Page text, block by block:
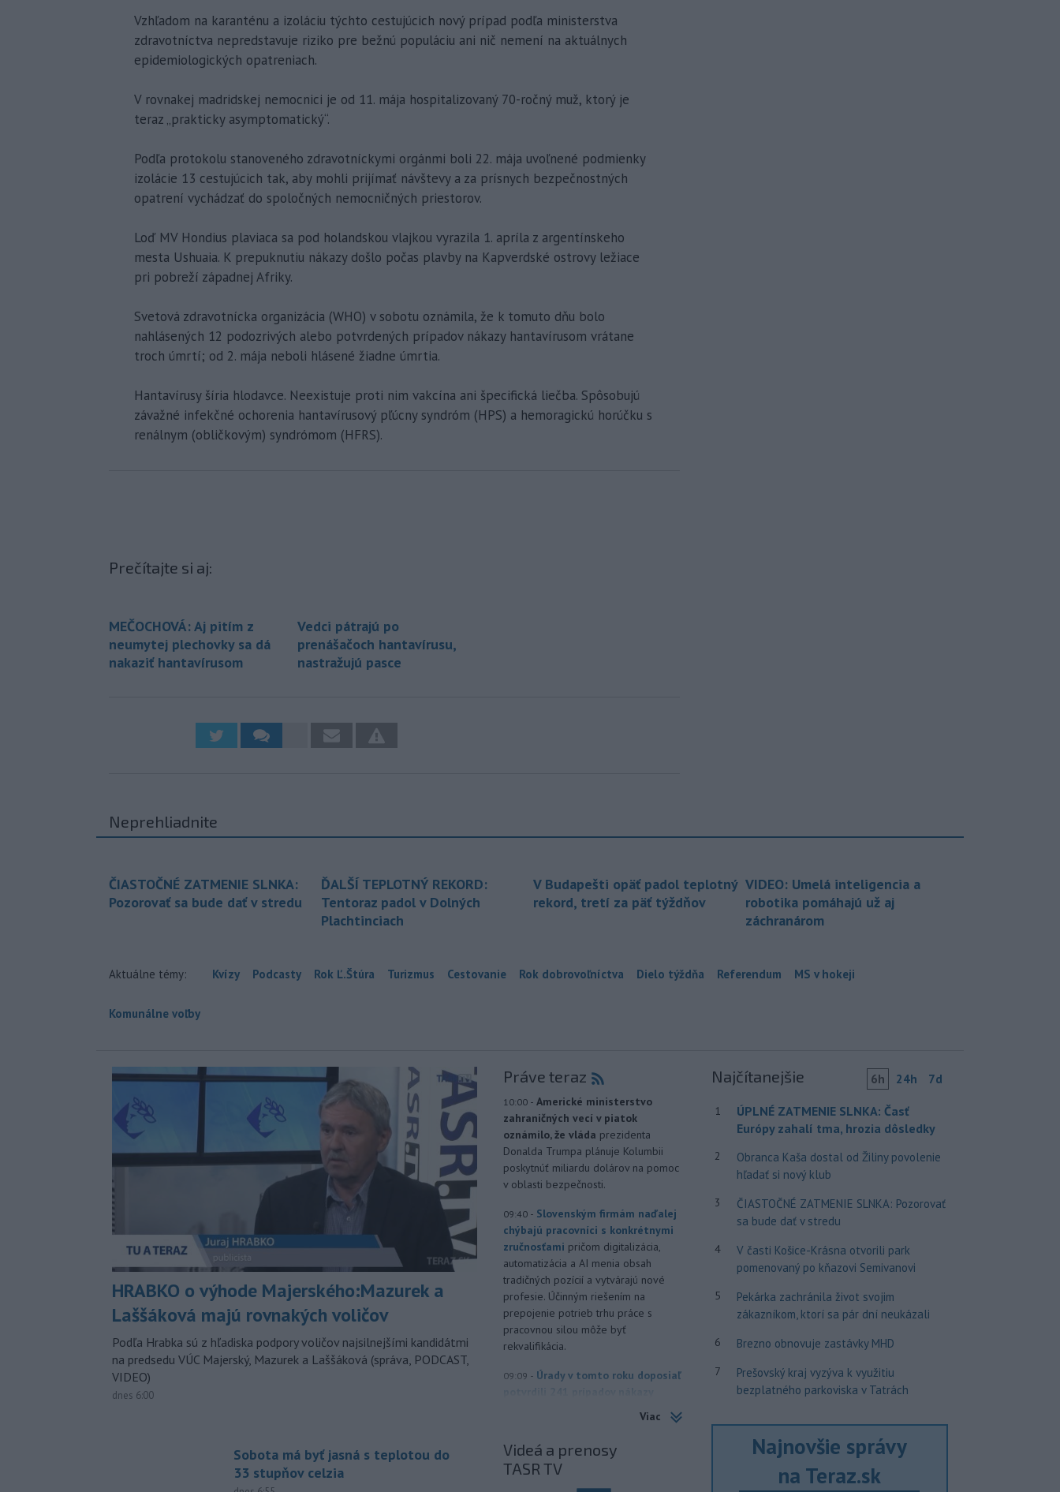
Vzhľadom na karanténu a izoláciu týchto cestujúcich nový prípad podľa ministerstva
zdravotníctva nepredstavuje riziko pre bežnú populáciu ani nič nemení na aktuálnych
epidemiologických opatreniach.
V rovnakej madridskej nemocnici je od 11. mája hospitalizovaný 70-ročný muž, ktorý je
teraz „prakticky asymptomatický“.
Podľa protokolu stanoveného zdravotníckymi orgánmi boli 22. mája uvoľnené podmienky
izolácie 13 cestujúcich tak, aby mohli prijímať návštevy a za prísnych bezpečnostných
opatrení vychádzať do spoločných nemocničných priestorov.
Loď MV Hondius plaviaca sa pod holandskou vlajkou vyrazila 1. apríla z argentínskeho
mesta Ushuaia. K prepuknutiu nákazy došlo počas plavby na Kapverdské ostrovy ležiace
pri pobreží západnej Afriky.
Svetová zdravotnícka organizácia (WHO) v sobotu oznámila, že k tomuto dňu bolo
nahlásených 12 podozrivých alebo potvrdených prípadov nákazy hantavírusom vrátane
troch úmrtí; od 2. mája neboli hlásené žiadne úmrtia.
Hantavírusy šíria hlodavce. Neexistuje proti nim vakcína ani špecifická liečba. Spôsobujú
závažné infekčné ochorenia hantavírusový pľúcny syndróm (HPS) a hemoragickú horúčku s
renálnym (obličkovým) syndrómom (HFRS).
Prečítajte si aj:
MEČOCHOVÁ: Aj pitím z
neumytej plechovky sa dá
nakaziť hantavírusom
Vedci pátrajú po
prenášačoch hantavírusu,
nastražujú pasce
Neprehliadnite
ČIASTOČNÉ ZATMENIE SLNKA:
Pozorovať sa bude dať v stredu
ĎALŠÍ TEPLOTNÝ REKORD:
Tentoraz padol v Dolných
Plachtinciach
V Budapešti opäť padol teplotný
rekord, tretí za päť týždňov
VIDEO: Umelá inteligencia a
robotika pomáhajú už aj
záchranárom
Aktuálne témy: Kvízy Podcasty Rok Ľ.Štúra Turizmus Cestovanie Rok dobrovoľníctva Dielo týždňa Referendum MS v hokeji
Komunálne voľby
HRABKO o výhode Majerského:Mazurek a
Laššáková majú rovnakých voličov
Podľa Hrabka sú z hľadiska podpory voličov najsilnejšími kandidátmi
na predsedu VÚC Majerský, Mazurek a Laššáková (správa, PODCAST,
VIDEO)
dnes 6:00
Sobota má byť jasná s teplotou do
33 stupňov celzia
Práve teraz
10:00 - Americké ministerstvo
zahraničných vecí v piatok
oznámilo, že vláda prezidenta
Donalda Trumpa plánuje Kolumbii
poskytnúť miliardu dolárov na pomoc
v oblasti bezpečnosti.
09:40 - Slovenským firmám naďalej
chýbajú pracovníci s konkrétnymi
zručnosťami pričom digitalizácia,
automatizácia a AI menia obsah
tradičných pozícií a vytvárajú nové
profesie. Účinným riešením na
prepojenie potrieb trhu práce s
pracovnou silou môže byť
rekvalifikácia.
09:09 - Úrady v tomto roku doposiaľ
Európe. Uvádza to týždenná správa,
ktorú v piatok zverejnilo Európske
centrum pre prevenciu a kontrolu
chorôb (ECDC).241 prípadov nákazy
Viac
Videá a prenosy
TASR TV
Najčítanejšie 6h 24h 7d
1
ÚPLNÉ ZATMENIE SLNKA: Časť
Európy zahalí tma, hrozia dôsledky
2
Obranca Kaša dostal od Žiliny povolenie
hľadať si nový klub
3
ČIASTOČNÉ ZATMENIE SLNKA: Pozorovať
sa bude dať v stredu
4
V časti Košice-Krásna otvorili park
pomenovaný po kňazovi Semivanovi
5
Pekárka zachránila život svojim
zákazníkom, ktorí sa pár dní neukázali
6 Brezno obnovuje zastávky MHD
7
Prešovský kraj vyzýva k využitiu
bezplatného parkoviska v Tatrách
Najnovšie správy
na Teraz.sk